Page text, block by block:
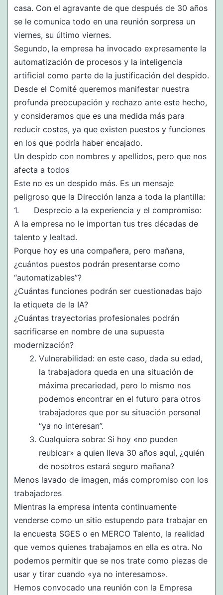
casa. Con el agravante de que después de 30 años
se le comunica todo en una reunión sorpresa un
viernes, su último viernes.
Segundo, la empresa ha invocado expresamente la
automatización de procesos y la inteligencia
artificial como parte de la justificación del despido.
Desde el Comité queremos manifestar nuestra
profunda preocupación y rechazo ante este hecho,
y consideramos que es una medida más para
reducir costes, ya que existen puestos y funciones
en los que podría haber encajado.
Un despido con nombres y apellidos, pero que nos
afecta a todos
Este no es un despido más. Es un mensaje
peligroso que la Dirección lanza a toda la plantilla:
1. Desprecio a la experiencia y el compromiso:
A la empresa no le importan tus tres décadas de
talento y lealtad.
Porque hoy es una compañera, pero mañana,
¿cuántos puestos podrán presentarse como
“automatizables”?
¿Cuántas funciones podrán ser cuestionadas bajo
la etiqueta de la IA?
¿Cuántas trayectorias profesionales podrán
sacrificarse en nombre de una supuesta
modernización?
Vulnerabilidad: en este caso, dada su edad,
la trabajadora queda en una situación de
máxima precariedad, pero lo mismo nos
podemos encontrar en el futuro para otros
trabajadores que por su situación personal
“ya no interesan”.
Cualquiera sobra: Si hoy «no pueden
reubicar» a quien lleva 30 años aquí, ¿quién
de nosotros estará seguro mañana?
Menos lavado de imagen, más compromiso con los
trabajadores
Mientras la empresa intenta continuamente
venderse como un sitio estupendo para trabajar en
la encuesta SGES o en MERCO Talento, la realidad
que vemos quienes trabajamos en ella es otra. No
podemos permitir que se nos trate como piezas de
usar y tirar cuando «ya no interesamos».
Hemos convocado una reunión con la Empresa